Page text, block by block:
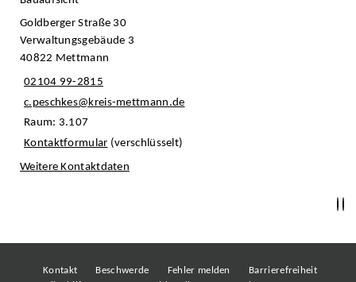
Goldberger Straße 30
Verwaltungsgebäude 3
40822 Mettmann
02104 99-2815
c.peschkes@kreis-mettmann.de
Raum: 3.107
Kontaktformular (verschlüsselt)
Weitere Kontaktdaten
Kontakt Beschwerde Fehler melden
Barrierefreiheit